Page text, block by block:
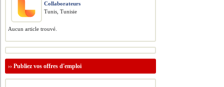
Collaborateurs
Tunis, Tunisie
Aucun article trouvé.
››Publiez vos offres d'emploi